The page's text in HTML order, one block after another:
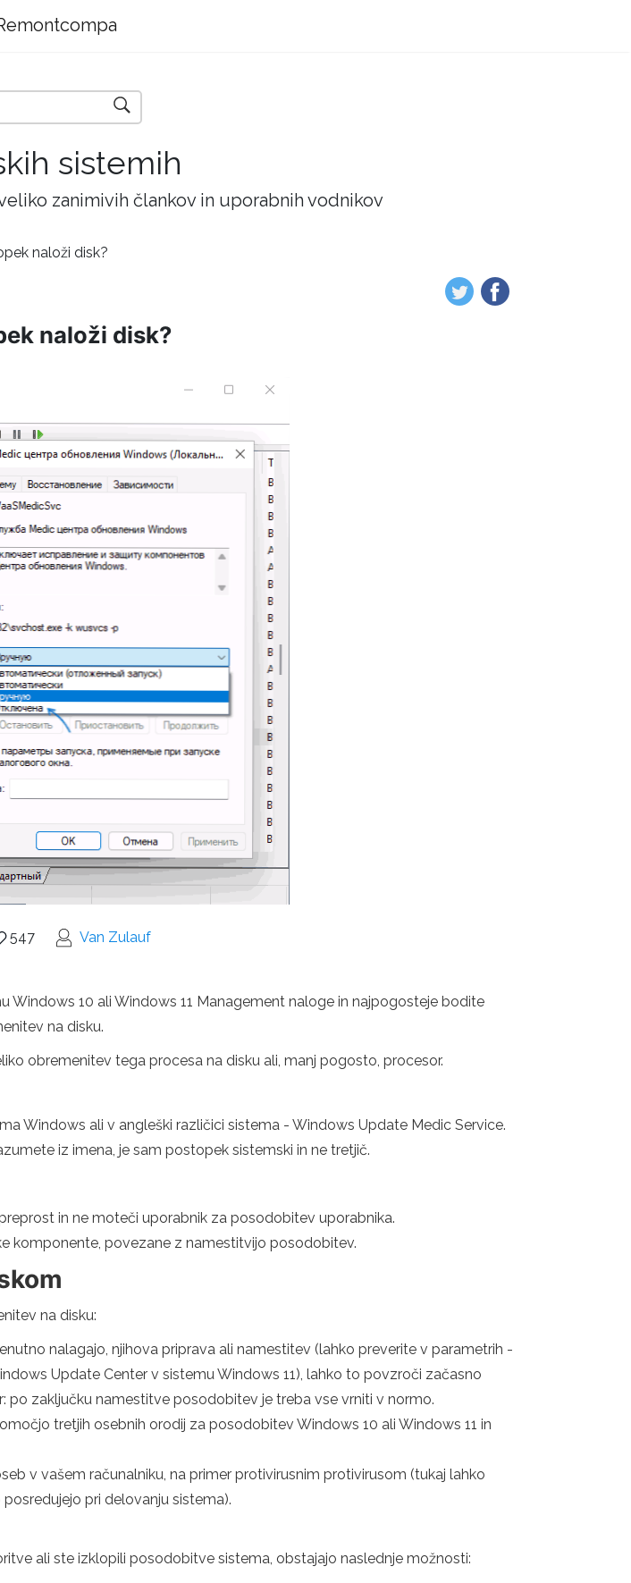
sistemih
zanimivih člankov in uporabnih vodnikov
naloži disk?
naloži disk?
547 Van Zulauf
Windows 10 ali Windows 11 Management naloge in najpogosteje bodite
na disku.
obremenitev tega procesa na disku ali, manj pogosto, procesor.
Windows ali v angleški različici sistema - Windows Update Medic Service.
iz imena, je sam postopek sistemski in ne tretjič.
in ne moteči uporabnik za posodobitev uporabnika.
komponente, povezane z namestitvijo posodobitev.
na disku:
nalagajo, njihova priprava ali namestitev (lahko preverite v parametrih -
Update Center v sistemu Windows 11), lahko to povzroči začasno
po zaključku namestitve posodobitev je treba vse vrniti v normo.
tretjih osebnih orodij za posodobitev Windows 10 ali Windows 11 in
v vašem računalniku, na primer protivirusnim protivirusom (tukaj lahko
pri delovanju sistema).
ali ste izklopili posodobitve sistema, obstajajo naslednje možnosti: